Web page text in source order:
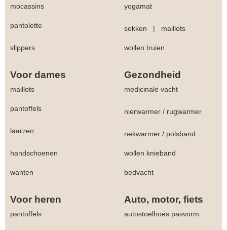
mocassins yogamat
pantolette sokken | maillots
slippers wollen truien
Voor dames Gezondheid
maillots medicinale vacht
pantoffels nierwarmer / rugwarmer
laarzen nekwarmer / polsband
handschoenen wollen knieband
wanten bedvacht
Voor heren Auto, motor, fiets
pantoffels autostoelhoes pasvorm